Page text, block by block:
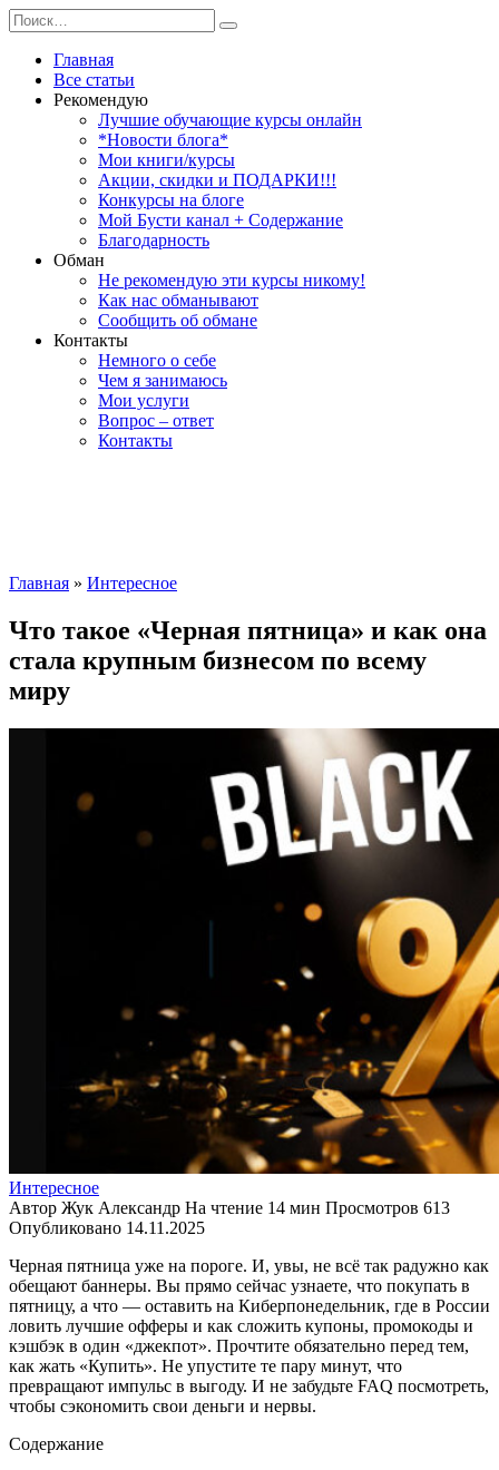
Перейти
к
содержанию
Search
for:
Главная
Все статьи
Рекомендую
Лучшие обучающие курсы онлайн
*Новости блога*
Мои книги/курсы
Акции, скидки и ПОДАРКИ!!!
Конкурсы на блоге
Мой Бусти канал + Содержание
Благодарность
Обман
Не рекомендую эти курсы никому!
Как нас обманывают
Сообщить об обмане
Контакты
Немного о себе
Чем я занимаюсь
Мои услуги
Вопрос – ответ
Контакты
Главная » Интересное
Что такое «Черная пятница» и как она
стала крупным бизнесом по всему
миру
Интересное
Автор Жук Александр На чтение 14 мин Просмотров 613
Опубликовано 14.11.2025
Черная пятница уже на пороге. И, увы, не всё так радужно как
обещают баннеры. Вы прямо сейчас узнаете, что покупать в
пятницу, а что — оставить на Киберпонедельник, где в России
ловить лучшие офферы и как сложить купоны, промокоды и
кэшбэк в один «джекпот». Прочтите обязательно перед тем,
как жать «Купить». Не упустите те пару минут, что
превращают импульс в выгоду. И не забудьте FAQ посмотреть,
чтобы сэкономить свои деньги и нервы.
Содержание